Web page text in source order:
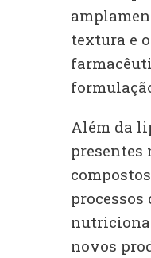
textura e
Além da
presentes
novos